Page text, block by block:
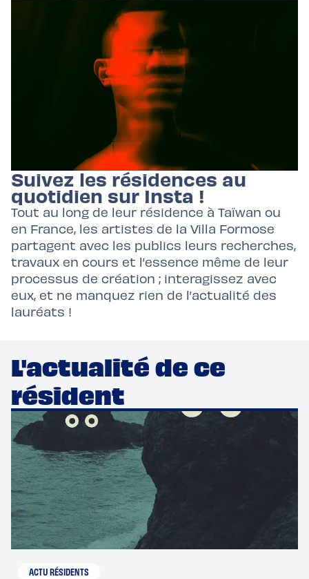
Suivez les résidences au
quotidien sur Insta !
Tout au long de leur résidence à Taïwan ou
en France, les artistes de la Villa Formose
partagent avec les publics leurs recherches,
travaux en cours et l’essence même de leur
processus de création ; interagissez avec
eux, et ne manquez rien de l’actualité des
lauréats !
L'actualité de ce
résident
ACTU RÉSIDENTS